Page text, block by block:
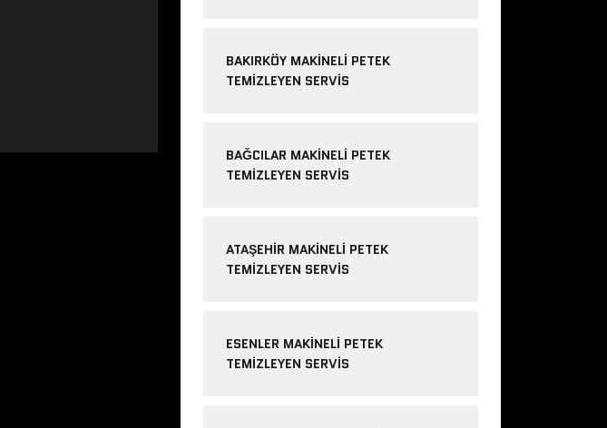
BAKIRKÖY MAKINELI PETEK
TEMIZLEYEN SERVIS
BAĞCILAR MAKINELI PETEK
TEMIZLEYEN SERVIS
ATAŞEHIR MAKINELI PETEK
TEMIZLEYEN SERVIS
ESENLER MAKINELI PETEK
TEMIZLEYEN SERVIS